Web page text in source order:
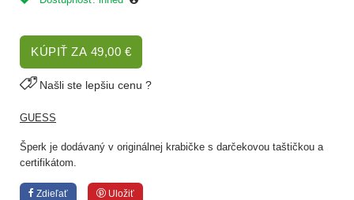
KÚPIŤ ZA 49,00 €
Našli ste lepšiu cenu ?
GUESS
Šperk je dodávaný v originálnej krabičke s darčekovou taštičkou a
certifikátom.
Zdieľať Uložiť